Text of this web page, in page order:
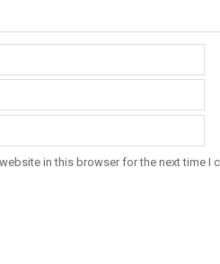
in this browser for the next time I